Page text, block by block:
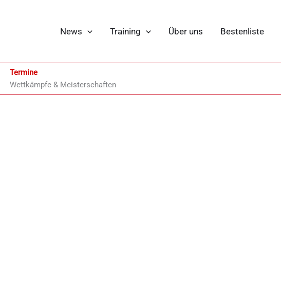
News Training Über uns Bestenliste
Termine
Wettkämpfe & Meisterschaften